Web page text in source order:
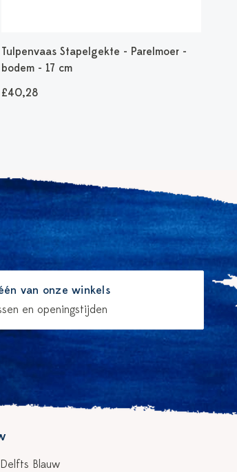
Tulpenvaas Stapelgekte - Parelmoer -
bodem - 17 cm
£40,28
van onze winkels
en openingstijden
Delfts Blauw